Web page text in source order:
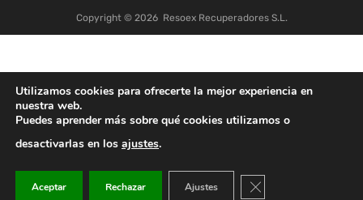
Copyright © 2026 Resoex Recuperadores S.L.
Utilizamos cookies para ofrecerte la mejor experiencia en
nuestra web.
Puedes aprender más sobre qué cookies utilizamos o
desactivarlas en los ajustes.
Aceptar Rechazar Ajustes Cerrar el banner de